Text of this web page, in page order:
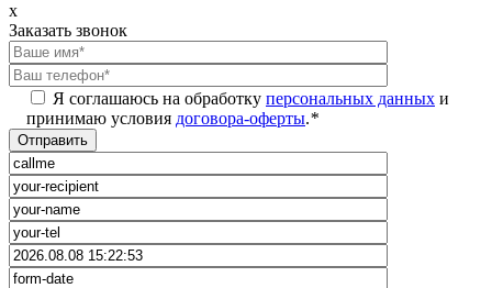
x
Заказать звонок
Я соглашаюсь на обработку персональных данных и
принимаю условия договора-оферты.*